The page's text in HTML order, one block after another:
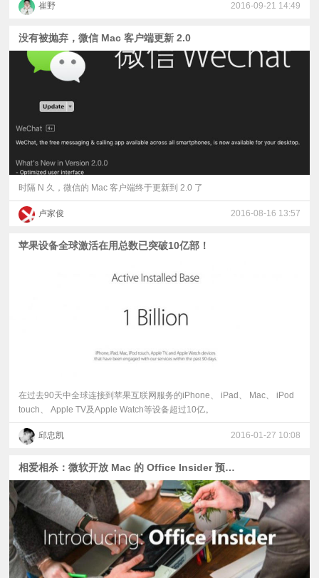
崔野 2016-09-21 14:49
没有被抛弃，微信 Mac 客户端更新 2.0
时隔 N 久，微信的 Mac 客户端终于更新到 2.0 了
卢家俊 2016-08-16 13:57
苹果设备全球激活在用总数已突破10亿部！
在过去90天中全球连接到苹果互联网服务的iPhone、 iPad、 Mac、 iPod
touch、 Apple TV及Apple Watch等设备超过10亿。
邱忠凯 2016-01-27 10:08
相爱相杀：微软开放 Mac 的 Office Insider 预览体验